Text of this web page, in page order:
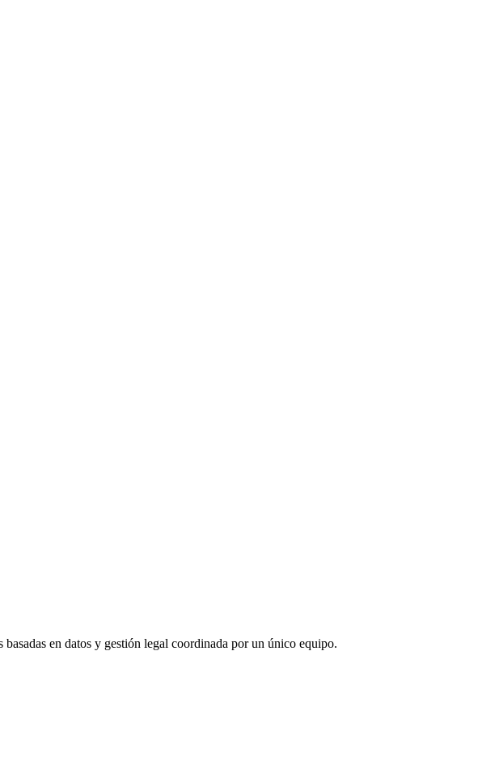
en datos y gestión legal coordinada por un único equipo.